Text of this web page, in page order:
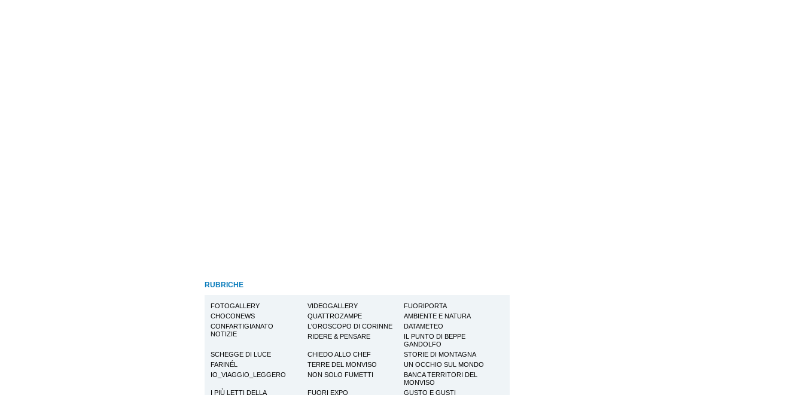
RUBRICHE
FOTOGALLERY VIDEOGALLERY
FUORIPORTA
CHOCONEWS
QUATTROZAMPE
AMBIENTE E NATURA
CONFARTIGIANATO
NOTIZIE
L'OROSCOPO DI CORINNE
DATAMETEO
RIDERE & PENSARE
IL PUNTO DI BEPPE
GANDOLFO
SCHEGGE DI LUCE
CHIEDO ALLO CHEF
STORIE DI MONTAGNA
FARINÉL
TERRE DEL MONVISO
UN OCCHIO SUL MONDO
IO_VIAGGIO_LEGGERO
NON SOLO FUMETTI
BANCA TERRITORI DEL
MONVISO
I PIÙ LETTI DELLA
FUORI EXPO GUSTO E GUSTI